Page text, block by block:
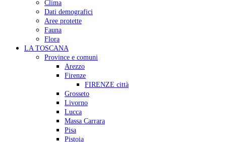
Clima
Dati demografici
Aree protette
Fauna
Flora
LA TOSCANA
Province e comuni
Arezzo
Firenze
FIRENZE città
Grosseto
Livorno
Lucca
Massa Carrara
Pisa
Pistoia